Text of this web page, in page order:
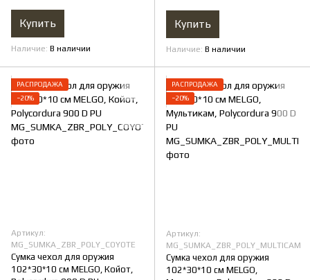
Купить
Наличие В наличии
Купить
Наличие В наличии
РАСПРОДАЖА
−20%
Артикул:
MG_SUMKA_ZBR_POLY_COYOTE
Сумка чехол для оружия
102*30*10 см MELGO, Койот,
РАСПРОДАЖА
−20%
Артикул:
MG_SUMKA_ZBR_POLY_MULTICAM
Сумка чехол для оружия
102*30*10 см MELGO,